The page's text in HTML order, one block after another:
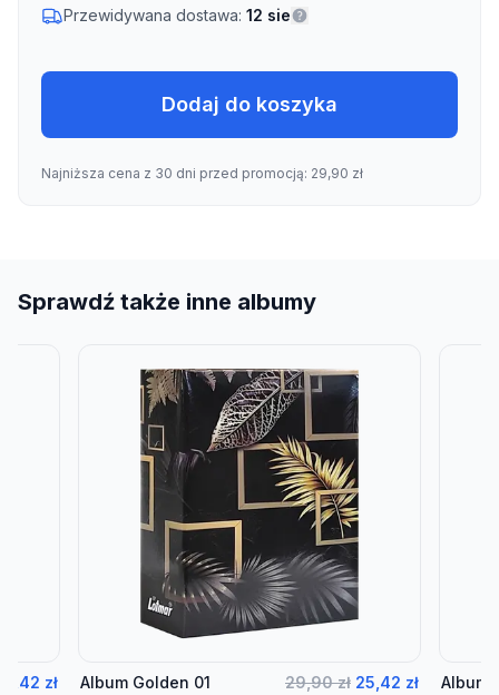
Przewidywana dostawa: 12 sie
Dodaj do koszyka
Najniższa cena z 30 dni przed promocją: 29,90 zł
Sprawdź także inne albumy
Album Golden 01 29,90 zł 25,42 zł Album
zł